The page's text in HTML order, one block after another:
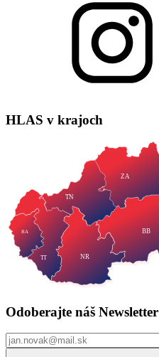
HLAS v krajoch
TT NR
TN
ZA
BB
BA
Odoberajte náš Newsletter